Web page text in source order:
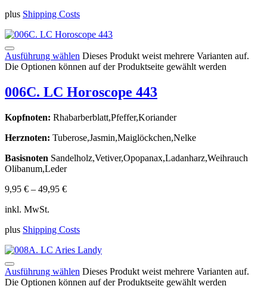
plus Shipping Costs
Ausführung wählen Dieses Produkt weist mehrere Varianten auf.
Die Optionen können auf der Produktseite gewählt werden
006C. LC Horoscope 443
Kopfnoten: Rhabarberblatt,Pfeffer,Koriander
Herznoten: Tuberose,Jasmin,Maiglöckchen,Nelke
Basisnoten Sandelholz,Vetiver,Opopanax,Ladanharz,Weihrauch
Olibanum,Leder
9,95 € – 49,95 €
inkl. MwSt.
plus Shipping Costs
Ausführung wählen Dieses Produkt weist mehrere Varianten auf.
Die Optionen können auf der Produktseite gewählt werden